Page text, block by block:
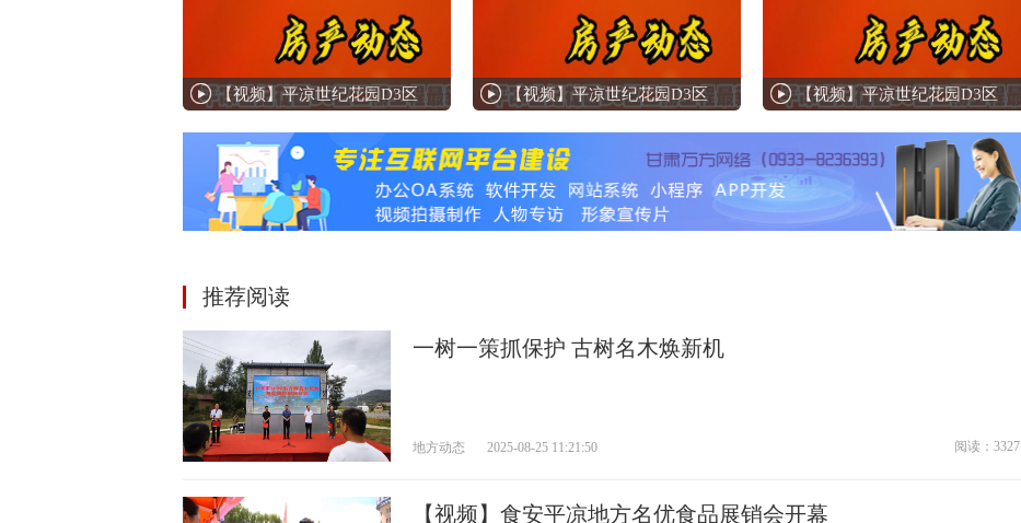
【视频】平凉世纪花园D3区 【视频】平凉世纪花园D3区 【视频】平凉世纪花园D3区
推荐阅读
一树一策抓保护 古树名木焕新机
阅读：3327
地方动态 2025-08-25 11:21:50
【视频】食安平凉地方名优食品展销会开幕